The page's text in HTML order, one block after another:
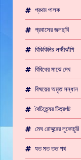
প্রথম পালক
প্রবাসের জলছবি
বিকিকিনির লক্ষ্মীঝাঁপি
বিবিধের মাঝে দেখ
বিষ্ময়ের অমৃত সন্ধান
বৈচিত্র্যের চিত্রপট
মেঘ রোদ্দুরের লুকোচুরি
যত মত তত পথ